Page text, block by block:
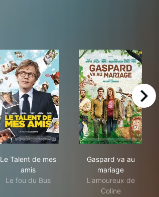
Le Talent de mes
amis
Le fou du Bus
Gaspard va au
mariage
L'amoureux de
Coline
right